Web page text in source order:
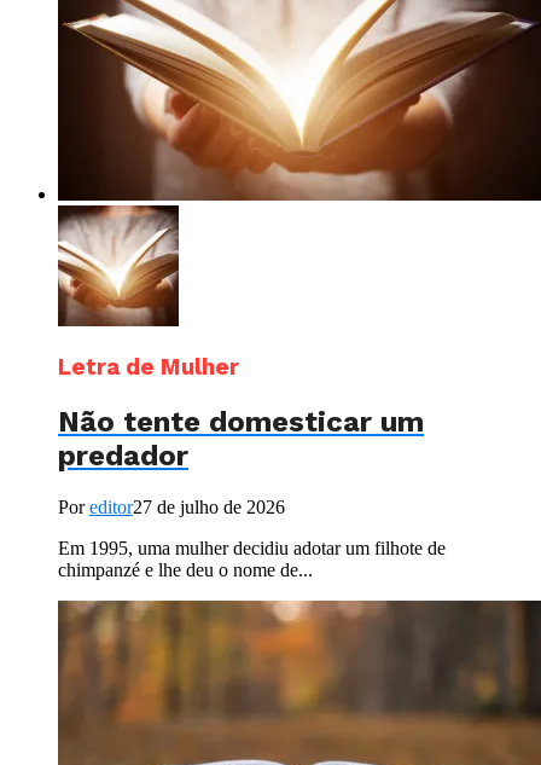
Letra de Mulher
Não tente domesticar um
predador
Poreditor27 de julho de 2026
Em 1995, uma mulher decidiu adotar um filhote de
chimpanzé e lhe deu o nome de...